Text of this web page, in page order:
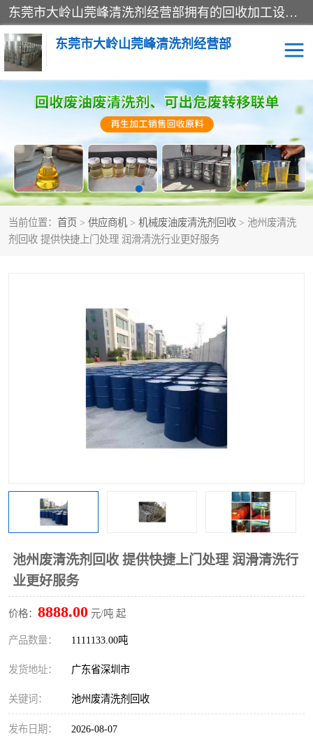
东莞市大岭山莞峰清洗剂经营部拥有的回收加工设备，大量废油回收、废清洗剂回收、废溶剂油回收、机械废油废清洗剂回收、废碳氢回收、碳氢液压油回收、碳氢二氯回收等废清洗剂处理；我们只是提供废旧化工原料的循环使用存放点，执行正规的存放，有正规的回收资质处理。同时我们公司批发零售回收级清洗剂，脱模油再生基础油，质量保证。
东莞市大岭山莞峰清洗剂经营部
当前位置： 首页 > 供应商机 > 机械废油废清洗剂回收 > 池州废清洗
剂回收 提供快捷上门处理 润滑清洗行业更好服务
池州废清洗剂回收 提供快捷上门处理 润滑清洗行
业更好服务
价格： 8888.00 元/吨 起
产品数量： 1111133.00吨
发货地址： 广东省深圳市
关键词： 池州废清洗剂回收
发布日期： 2026-08-07
废清洗剂回收
废溶剂油回收 机械废油废清洗剂回收
废碳氢回收 碳氢液压油回收
碳氢二氯回收 回收废三四氯乙烯
回收废清洗剂 上门回收废清洗剂